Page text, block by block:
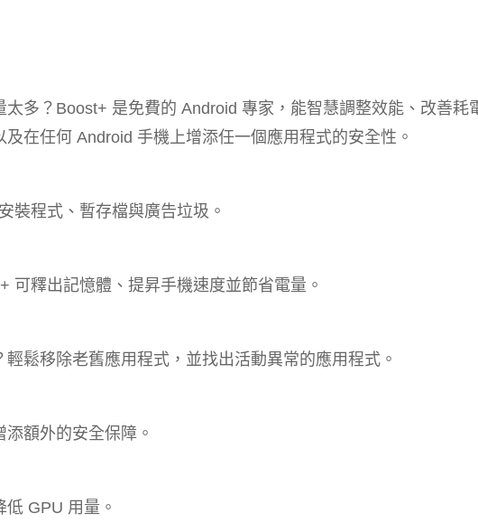
多？Boost+ 是免費的 Android 專家，能智慧調整效能、改善耗
在任何 Android 手機上增添任一個應用程式的安全性。
裝程式、暫存檔與廣告垃圾。
可釋出記憶體、提昇手機速度並節省電量。
鬆移除老舊應用程式，並找出活動異常的應用程式。
額外的安全保障。
GPU 用量。